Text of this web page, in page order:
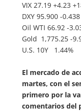
VIX 27.19 +4.23
DXY 95.900 -
Oil WTI 66.92
Gold 1,775.25 -
U.S. 10Y
El mercado de
martes, con el
primero por la
comentarios del